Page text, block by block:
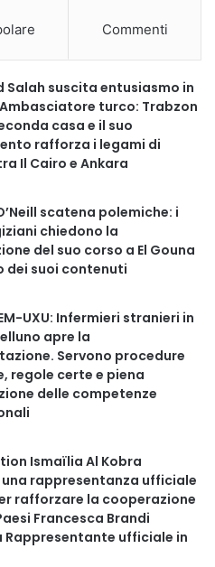
accertamenti.
degli specializzandi
richiamato il tema
invitando il Governo a
le proposte avanzate in
già emerse in altre riforme.
il compenso di397 euro
categorie, definito un
al carico di responsabilità
Commenti
Salah suscita entusiasmo in
turco: Trabzon
casa e il suo
rafforza i legami di
Il Cairo e Ankara
scatena polemiche: i
chiedono la
del suo corso a El Gouna
dei suoi contenuti
UXU: Infermieri stranieri in
apre la
Servono procedure
regole certe e piena
delle competenze
Ismaïlia Al Kobra
rappresentanza ufficiale
rafforzare la cooperazione
Francesca Brandi
Rappresentante ufficiale in